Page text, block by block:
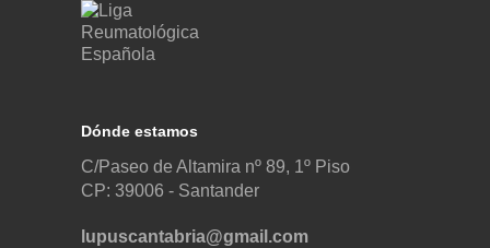
Dónde estamos
C/Paseo de Altamira nº 89, 1º Piso
CP: 39006 - Santander
lupuscantabria@gmail.com